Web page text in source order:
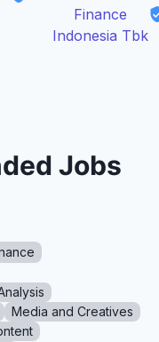
Finance
Indonesia Tbk
Jobs
Media and Creatives